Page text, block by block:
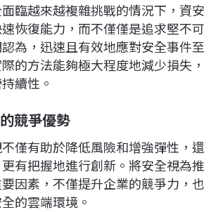
臨越來越複雜挑戰的情況下，資安
恢復能力，而不僅僅是追求堅不可
為，迅速且有效地應對安全事件至
的方法能夠極大程度地減少損失，
續性。
競爭優勢
僅有助於降低風險和增強彈性，還
有把握地進行創新。將安全視為推
因素，不僅提升企業的競爭力，也
的雲端環境。